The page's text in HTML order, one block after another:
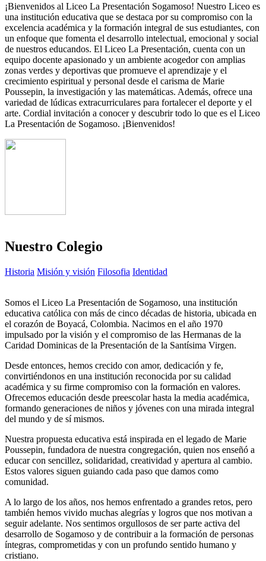
¡Bienvenidos al Liceo La Presentación Sogamoso! Nuestro Liceo es
una institución educativa que se destaca por su compromiso con la
excelencia académica y la formación integral de sus estudiantes, con
un enfoque que fomenta el desarrollo intelectual, emocional y social
de nuestros educandos. El Liceo La Presentación, cuenta con un
equipo docente apasionado y un ambiente acogedor con amplias
zonas verdes y deportivas que promueve el aprendizaje y el
crecimiento espiritual y personal desde el carisma de Marie
Poussepin, la investigación y las matemáticas. Además, ofrece una
variedad de lúdicas extracurriculares para fortalecer el deporte y el
arte. Cordial invitación a conocer y descubrir todo lo que es el Liceo
La Presentación de Sogamoso. ¡Bienvenidos!
Nuestro Colegio
Historia Misión y visión Filosofia Identidad
Somos el Liceo La Presentación de Sogamoso, una institución
educativa católica con más de cinco décadas de historia, ubicada en
el corazón de Boyacá, Colombia. Nacimos en el año 1970
impulsado por la visión y el compromiso de las Hermanas de la
Caridad Dominicas de la Presentación de la Santísima Virgen.
Desde entonces, hemos crecido con amor, dedicación y fe,
convirtiéndonos en una institución reconocida por su calidad
académica y su firme compromiso con la formación en valores.
Ofrecemos educación desde preescolar hasta la media académica,
formando generaciones de niños y jóvenes con una mirada integral
del mundo y de sí mismos.
Nuestra propuesta educativa está inspirada en el legado de Marie
Poussepin, fundadora de nuestra congregación, quien nos enseñó a
educar con sencillez, solidaridad, creatividad y apertura al cambio.
Estos valores siguen guiando cada paso que damos como
comunidad.
A lo largo de los años, nos hemos enfrentado a grandes retos, pero
también hemos vivido muchas alegrías y logros que nos motivan a
seguir adelante. Nos sentimos orgullosos de ser parte activa del
desarrollo de Sogamoso y de contribuir a la formación de personas
íntegras, comprometidas y con un profundo sentido humano y
cristiano.